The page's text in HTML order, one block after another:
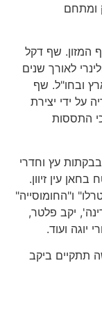
שף דקל
לאורך שנים
שף
ידי יצירת
עץ וחדרי
עין זיוון.
ו"החומוסייה"
יקב פלטר,
ועוד.
ביקב